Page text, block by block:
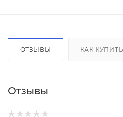
ОТЗЫВЫ КАК КУПИТЬ
Отзывы